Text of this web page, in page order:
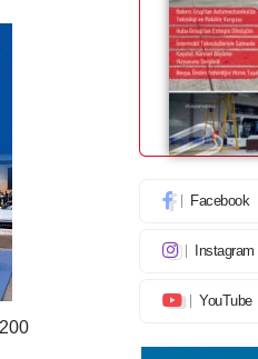
Facebook
Instagram
YouTube